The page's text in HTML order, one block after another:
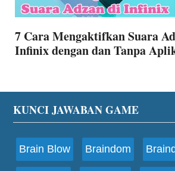
7 Cara Mengaktifkan Suara
Infinix dengan dan Tanpa
Footer
KUNCI JAWABAN GAME
Brain Blow Braindom